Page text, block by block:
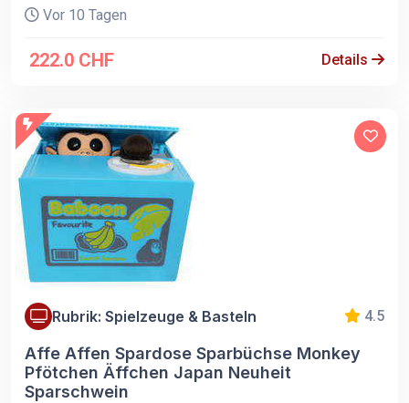
Vor 10 Tagen
222.0 CHF Details
Rubrik: Spielzeuge & Basteln 4.5
Affe Affen Spardose Sparbüchse Monkey
Pfötchen Äffchen Japan Neuheit
Sparschwein